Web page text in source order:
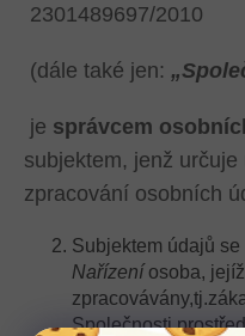
2301489697/2010
(dále také jen:
je správcem
subjektem, jenž
zpracování osobních
Subjektem údajů se
Nařízeníosoba,
Společnosti